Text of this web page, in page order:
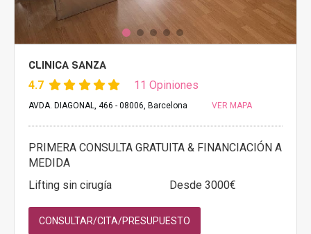
CLINICA SANZA
4.7 11 Opiniones
AVDA. DIAGONAL, 466 - 08006, Barcelona VER MAPA
PRIMERA CONSULTA GRATUITA & FINANCIACIÓN A
MEDIDA
Lifting sin cirugía
Desde 3000€
CONSULTAR/CITA/PRESUPUESTO